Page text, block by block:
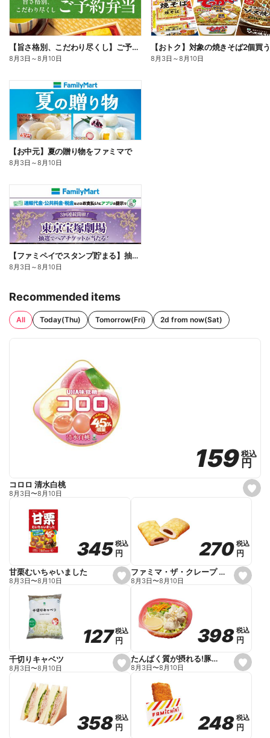
【旨さ格別、こだわり尽くし】ご予約弁当
8月3日 ～8月10日 8月3日 ～8月10日
【お中元】夏の贈り物をファミマで
8月3日 ～8月10日
【ファミペイでスタンプ貯まる】抽選でペアチケットが当たる!
8月3日 ～8月10日
Recommended items
All Today(Thu) Tomorrow(Fri) 2d from now(Sat)
s
e
159
159税込
税込
円
円
コロロ 清水白桃
8月3日〜8月10日
s
e
o
r
i
e
345
345税込
税込
円
円
甘栗むいちゃいました
8月3日〜8月10日
s
e
o
r
i
e
270
270 税込
税込
円
円
ファミマ・ザ・クレープ 生チョコ
8月3日〜8月10日
s
e
o
r
i
127
127税込
税込
円
円
千切りキャベツ
8月3日〜8月10日
s
e
o
r
i
398
398 税込
税込
円
円
たんぱく質が摂れる!豚しゃぶのパスタサラダ
8月3日〜8月10日
358
358税込
税込
円
円
248
248 税込
税込
円
円